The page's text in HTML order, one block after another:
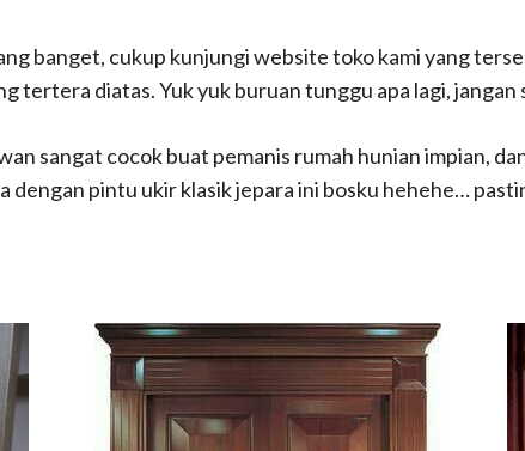
banget, cukup kunjungi website toko kami yang
tertera diatas. Yuk yuk buruan tunggu apa lagi, jangan
sangat cocok buat pemanis rumah hunian impian,
dengan pintu ukir klasik jepara ini bosku hehehe…